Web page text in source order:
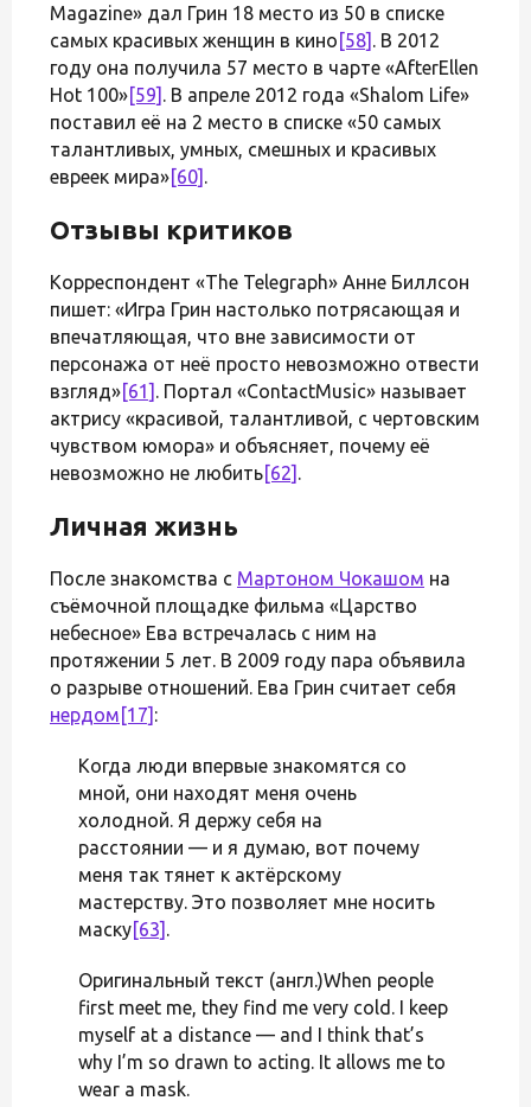
Magazine» дал Грин 18 место из 50 в списке
самых красивых женщин в кино [58] . В 2012
году она получила 57 место в чарте «AfterEllen
Hot 100»[59] . В апреле 2012 года «Shalom Life»
поставил её на 2 место в списке «50 самых
талантливых, умных, смешных и красивых
евреек мира»[60] .
Отзывы критиков
Корреспондент «The Telegraph» Анне Биллсон
пишет: «Игра Грин настолько потрясающая и
впечатляющая, что вне зависимости от
персонажа от неё просто невозможно отвести
взгляд»[61] . Портал «ContactMusic» называет
актрису «красивой, талантливой, с чертовским
чувством юмора» и объясняет, почему её
невозможно не любить[62] .
Личная жизнь
После знакомства с Мартоном Чокашом на
съёмочной площадке фильма «Царство
небесное» Ева встречалась с ним на
протяжении 5 лет. В 2009 году пара объявила
о разрыве отношений. Ева Грин считает себя
нердом [17] :
Когда люди впервые знакомятся со
мной, они находят меня очень
холодной. Я держу себя на
расстоянии — и я думаю, вот почему
меня так тянет к актёрскому
мастерству. Это позволяет мне носить
маску[63] .
Оригинальный текст (англ.)When people
first meet me, they find me very cold. I keep
myself at a distance — and I think that’s
why I’m so drawn to acting. It allows me to
wear a mask.